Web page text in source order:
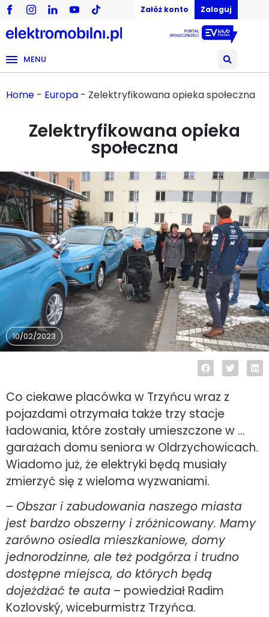
Załóż konto Zaloguj
MENU
Home - Europa - Zelektryfikowana opieka społeczna
Zelektryfikowana opieka
społeczna
10/02/2023
Co ciekawe placówka w Trzyńcu wraz z
pojazdami otrzymała także trzy stacje
ładowania, które zostały umieszczone w …
garażach domu seniora w Oldrzychowicach.
Wiadomo już, że elektryki będą musiały
zmierzyć się z wieloma wyzwaniami.
– Obszar i zabudowania naszego miasta
jest bardzo obszerny i zróżnicowany. Mamy
zarówno osiedla mieszkaniowe, domy
jednorodzinne, ale też podgórza i trudno
dostępne miejsca, do których będą
dojeżdżać te auta – powiedział Radim
Kozlovský, wiceburmistrz Trzyńca.